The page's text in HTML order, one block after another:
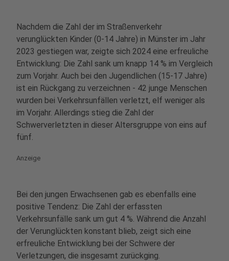
Nachdem die Zahl der im Straßenverkehr
verunglückten Kinder (0-14 Jahre) in Münster im Jahr
2023 gestiegen war, zeigte sich 2024 eine erfreuliche
Entwicklung: Die Zahl sank um knapp 14 % im Vergleich
zum Vorjahr. Auch bei den Jugendlichen (15-17 Jahre)
ist ein Rückgang zu verzeichnen - 42 junge Menschen
wurden bei Verkehrsunfällen verletzt, elf weniger als
im Vorjahr. Allerdings stieg die Zahl der
Schwerverletzten in dieser Altersgruppe von eins auf
fünf.
Anzeige
Bei den jungen Erwachsenen gab es ebenfalls eine
positive Tendenz: Die Zahl der erfassten
Verkehrsunfälle sank um gut 4 %. Während die Anzahl
der Verunglückten konstant blieb, zeigt sich eine
erfreuliche Entwicklung bei der Schwere der
Verletzungen, die insgesamt zurückging.